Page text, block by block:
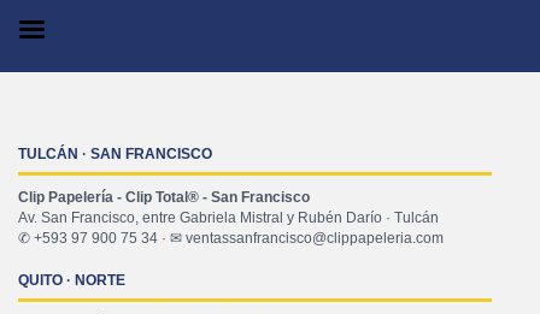
TULCÁN · SAN FRANCISCO
Clip Papelería - Clip Total® - San Francisco
Av. San Francisco, entre Gabriela Mistral y Rubén Darío · Tulcán
✆ +593 97 900 75 34 · ✉ ventassanfrancisco@clippapeleria.com
QUITO · NORTE